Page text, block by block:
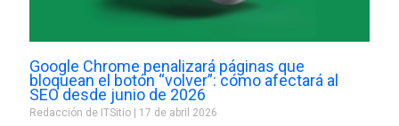
Google Chrome penalizará páginas que
bloquean el botón “volver”: cómo afectará al
SEO desde junio de 2026
Redacción de ITSitio 17 de abril 2026